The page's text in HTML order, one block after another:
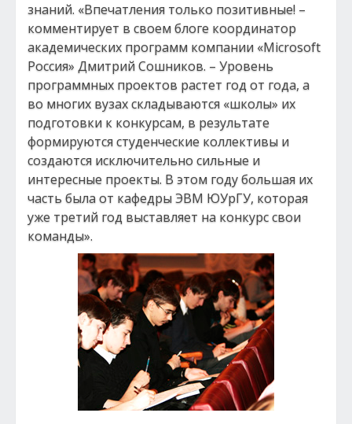
знаний. «Впечатления только позитивные! –
комментирует в своем блоге координатор
академических программ компании «Microsoft
Россия» Дмитрий Сошников. – Уровень
программных проектов растет год от года, а
во многих вузах складываются «школы» их
подготовки к конкурсам, в результате
формируются студенческие коллективы и
создаются исключительно сильные и
интересные проекты. В этом году большая их
часть была от кафедры ЭВМ ЮУрГУ, которая
уже третий год выставляет на конкурс свои
команды».